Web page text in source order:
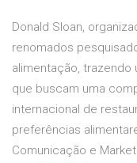
Donald Sloan,
renomados
alimentação, trazendo
que buscam uma
internacional de
preferências
Comunicação e